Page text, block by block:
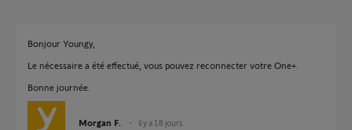
Bonjour Youngy,
Le nécessaire a été effectué, vous pouvez reconnecter votre One+.
Bonne journée.
Morgan F. il y a 18 jours